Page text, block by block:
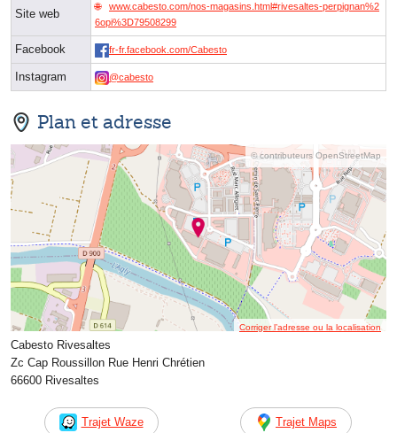
Site web
www.cabesto.com/nos-magasins.html#rivesaltes-perpignan%2
6opi%3D79508299
Facebook fr-fr.facebook.com/Cabesto
Instagram @cabesto
Plan et adresse
© contributeurs OpenStreetMap
Corriger l’adresse ou la localisation
Cabesto Rivesaltes
Zc Cap Roussillon Rue Henri Chrétien
66600 Rivesaltes
Trajet Waze Trajet Maps